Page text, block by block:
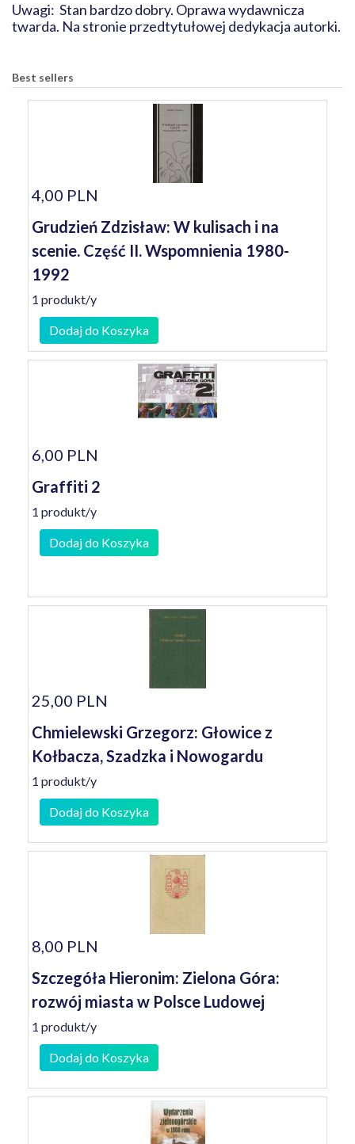
Uwagi: Stan bardzo dobry. Oprawa wydawnicza
twarda. Na stronie przedtytułowej dedykacja autorki.
Best sellers
4,00 PLN
Grudzień Zdzisław: W kulisach i na
scenie. Część II. Wspomnienia 1980-
1992
1 produkt/y
Dodaj do Koszyka
6,00 PLN
Graffiti 2
1 produkt/y
Dodaj do Koszyka
25,00 PLN
Chmielewski Grzegorz: Głowice z
Kołbacza, Szadzka i Nowogardu
1 produkt/y
Dodaj do Koszyka
8,00 PLN
Szczegóła Hieronim: Zielona Góra:
rozwój miasta w Polsce Ludowej
1 produkt/y
Dodaj do Koszyka